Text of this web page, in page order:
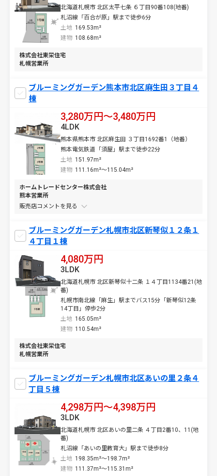
北海道札幌市 北区太平七条 ６丁目90番108(地番)
札沼線「百合が原」駅まで徒歩6分
土地 169.53m²
建物 108.68m²
株式会社東栄住宅
札幌営業所
ブルーミングガーデン熊本市北区麻生田３丁目４
棟
3,280万円〜3,480万円
熊本県熊本市 北区麻生田 ３丁目1692番1（地番）
熊本電気鉄道「須屋」駅まで徒歩22分
土地 151.97m²
4LDK
建物 111.16m²～115.04m²
ホームトレードセンター株式会社
熊本営業所
販売店コメントを
ブルーミングガーデン札幌市北区新琴似１２条１
４丁目１棟
4,080万円
北海道札幌市 北区新琴似十二条 １４丁目1134番21(地
番)
札幌市南北線「麻生」駅までバス15分「新琴似12条
14丁目」停歩2分
土地 165.05m²
3LDK
建物 110.54m²
株式会社東栄住宅
札幌営業所
ブルーミングガーデン札幌市北区あいの里２条４
丁目５棟
4,298万円〜4,398万円
北海道札幌市 北区あいの里二条 ４丁目2番10、11(地
番)
札沼線「あいの里教育大」駅まで徒歩8分
土地 198.35m²～198.7m²
3LDK
建物 111.37m²～115.31m²